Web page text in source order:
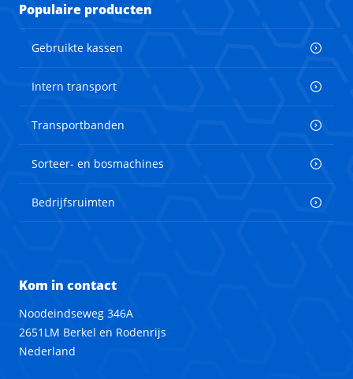
Populaire producten
Gebruikte kassen
Intern transport
Transportbanden
Sorteer- en bosmachines
Bedrijfsruimten
Kom in contact
Noodeindseweg 346A
2651LM Berkel en Rodenrijs
Nederland